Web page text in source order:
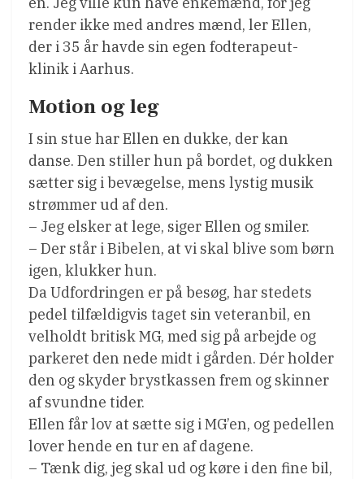
render ikke med andres mænd, ler Ellen,
der i 35 år havde sin egen fodterapeut-
klinik i Aarhus.
Motion og leg
I sin stue har Ellen en dukke, der kan
danse. Den stiller hun på bordet, og dukken
sætter sig i bevægelse, mens lystig musik
strømmer ud af den.
– Jeg elsker at lege, siger Ellen og smiler.
– Der står i Bibelen, at vi skal blive som børn
igen, klukker hun.
Da Udfordringen er på besøg, har stedets
pedel tilfældigvis taget sin veteranbil, en
velholdt britisk MG, med sig på arbejde og
parkeret den nede midt i gården. Dér holder
den og skyder brystkassen frem og skinner
af svundne tider.
Ellen får lov at sætte sig i MG’en, og pedellen
lover hende en tur en af dagene.
– Tænk dig, jeg skal ud og køre i den fine bil,